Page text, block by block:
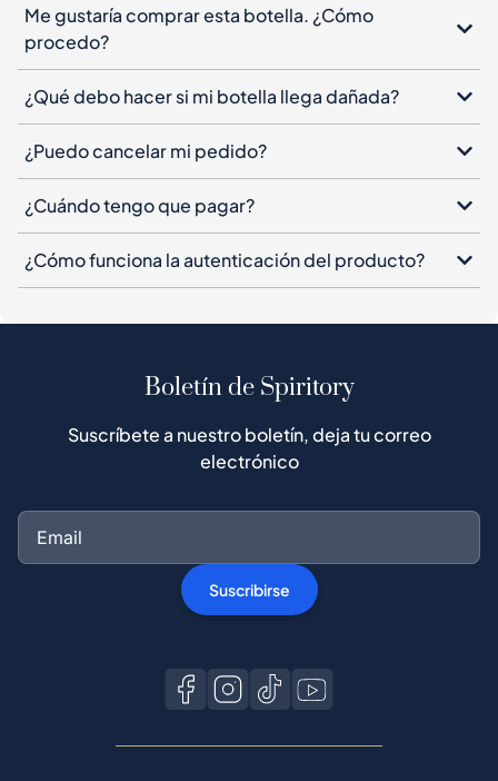
Me gustaría comprar esta botella. ¿Cómo
procedo?
¿Qué debo hacer si mi botella llega dañada?
¿Puedo cancelar mi pedido?
¿Cuándo tengo que pagar?
¿Cómo funciona la autenticación del producto?
Boletín de Spiritory
Suscríbete a nuestro boletín, deja tu correo
electrónico
Suscribirse